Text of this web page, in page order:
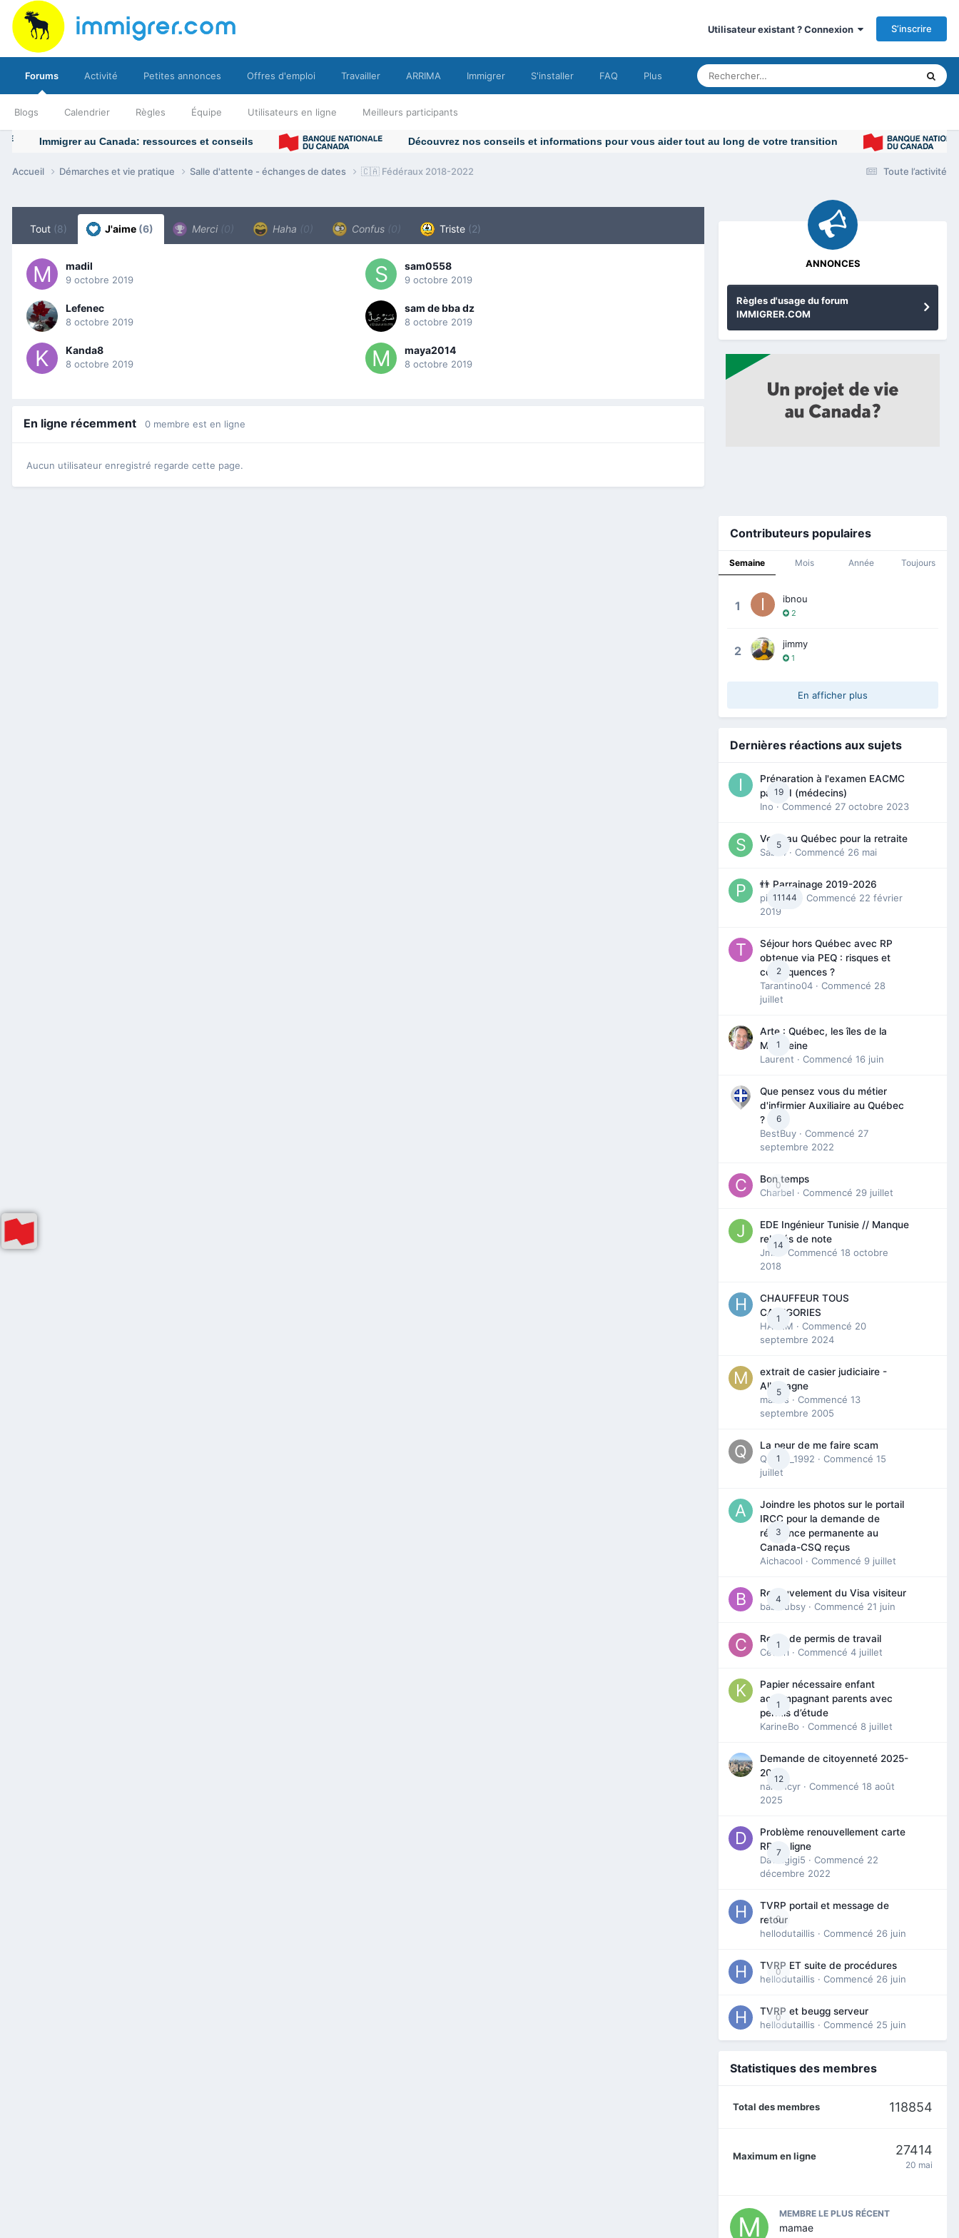
Utilisateur existant ? Connexion S’inscrire
Forums
Blogs Calendrier Règles Équipe Utilisateurs en ligne Meilleurs participants
Activité Petites annonces Offres d'emploi Travailler ARRIMA Immigrer S'installer FAQ Plus
Toute l’activité
Accueil Démarches et vie pratique Salle d'attente - échanges de dates 🇨🇦 Fédéraux 2018-2022
Tout (8) J'aime (6) Merci (0) Haha (0) Confus (0) Triste (2)
madil
9 octobre 2019
sam0558
9 octobre 2019
Lefenec
8 octobre 2019
sam de bba dz
8 octobre 2019
Kanda8
8 octobre 2019
maya2014
8 octobre 2019
En ligne récemment 0 membre est en ligne
Aucun utilisateur enregistré regarde cette page.
ANNONCES
Règles d'usage du forum
IMMIGRER.COM
Contributeurs populaires
Semaine Mois Année Toujours
1 ibnou
2
2 jimmy
1
En afficher plus
Dernières réactions aux sujets
19
Préparation à l'examen EACMC
partie I (médecins)
Ino · Commencé 27 octobre 2023
5
Venir au Québec pour la retraite
Sab74 · Commencé 26 mai
11144
👬 Parrainage 2019-2026
piinoush
· Commencé 22 février
2019
2
Séjour hors Québec avec RP
obtenue via PEQ : risques et
conséquences ?
Tarantino04 · Commencé 28
juillet
1
Arte : Québec, les îles de la
Madeleine
Laurent · Commencé 16 juin
6
Que pensez vous du métier
d'infirmier Auxiliaire au Québec
?
BestBuy · Commencé 27
septembre 2022
0
Bon temps
Charbel · Commencé 29 juillet
14
EDE Ingénieur Tunisie // Manque
relevés de note
Jmili
· Commencé 18 octobre
2018
1
CHAUFFEUR TOUS
CATEGORIES
HAZEM · Commencé 20
septembre 2024
5
extrait de casier judiciaire -
Allemagne
maries · Commencé 13
septembre 2005
1
La peur de me faire scam
Queen_1992 · Commencé 15
juillet
3
Joindre les photos sur le portail
IRCC pour la demande de
résidence permanente au
Canada-CSQ reçus
Aichacool · Commencé 9 juillet
4
Renouvelement du Visa visiteur
babibubsy · Commencé 21 juin
1
Refus de permis de travail
Cedbri · Commencé 4 juillet
1
Papier nécessaire enfant
accompagnant parents avec
permis d’étude
KarineBo · Commencé 8 juillet
12
Demande de citoyenneté 2025-
2026
nanancyr · Commencé 18 août
2025
7
Problème renouvellement carte
RP en ligne
Davidgigi5 · Commencé 22
décembre 2022
0
TVRP portail et message de
retour
hellodutaillis · Commencé 26 juin
0
TVRP ET suite de procédures
hellodutaillis · Commencé 26 juin
0
TVRP et beugg serveur
hellodutaillis · Commencé 25 juin
Statistiques des membres
Total des membres 118854
Maximum en ligne 27414
20 mai
MEMBRE LE PLUS RÉCENT
mamae